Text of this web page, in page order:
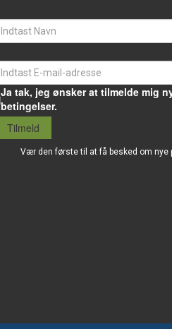
Ja tak, jeg ønsker at tilmelde mig
betingelser.
Tilmeld
Vær den første til at få besked om nye